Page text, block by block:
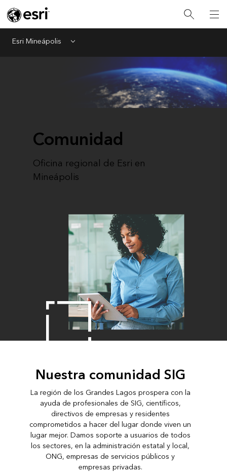
Esri Mineápolis Menu
Comunidad
Oficina regional de Esri en
Mineápolis
Nuestra comunidad SIG
La región de los Grandes Lagos prospera con la
ayuda de profesionales de SIG, científicos,
directivos de empresas y residentes
comprometidos a hacer del lugar donde viven un
lugar mejor. Damos soporte a usuarios de todos
los sectores, en la administración estatal y local,
ONG, empresas de servicios públicos y
empresas privadas.